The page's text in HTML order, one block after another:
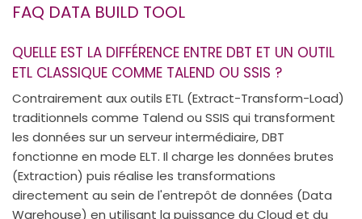
FAQ DATA BUILD TOOL
QUELLE EST LA DIFFÉRENCE ENTRE DBT ET UN OUTIL
ETL CLASSIQUE COMME TALEND OU SSIS ?
Contrairement aux outils ETL (Extract-Transform-Load)
traditionnels comme Talend ou SSIS qui transforment
les données sur un serveur intermédiaire, DBT
fonctionne en mode ELT. Il charge les données brutes
(Extraction) puis réalise les transformations
directement au sein de l'entrepôt de données (Data
Warehouse) en utilisant la puissance du Cloud et du